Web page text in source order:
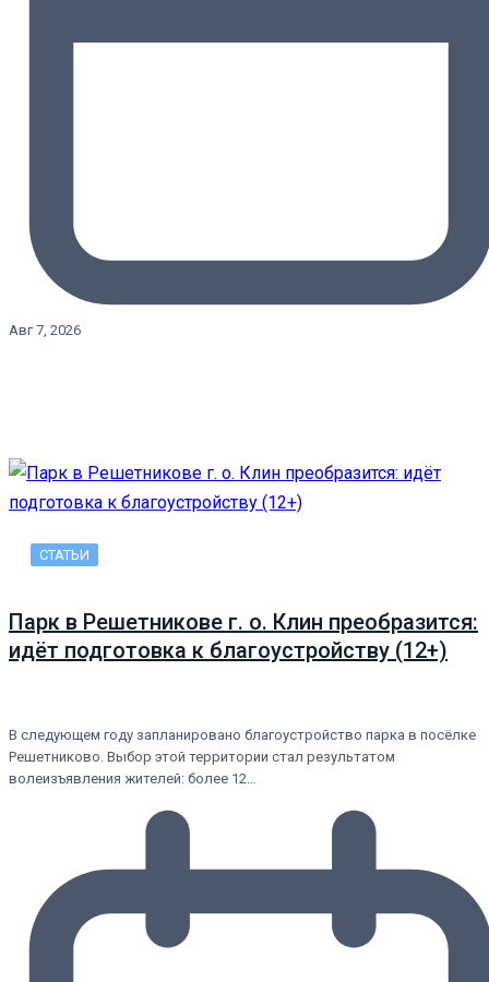
Авг 7, 2026
СТАТЬИ
Парк в Решетникове г. о. Клин преобразится:
идёт подготовка к благоустройству (12+)
В следующем году запланировано благоустройство парка в посёлке
Решетниково. Выбор этой территории стал результатом
волеизъявления жителей: более 12…